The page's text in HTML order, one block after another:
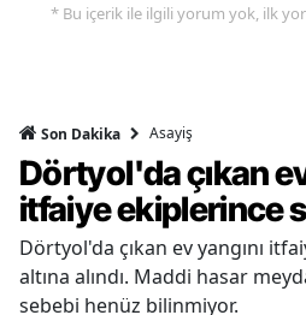
* Bu içerik ile ilgili yorum yok, ilk
Son Dakika Asayiş
Dörtyol'da çıkan
itfaiye ekiplerince
Dörtyol'da çıkan ev yangını
altına alındı. Maddi hasar
sebebi henüz bilinmiyor.